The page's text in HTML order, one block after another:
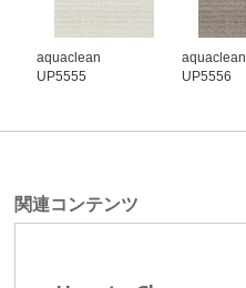
aquaclean
UP5555
aquaclean
UP5556
関連コンテンツ